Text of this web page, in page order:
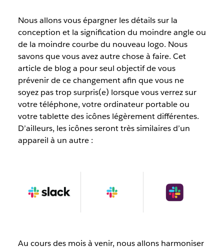
Nous allons vous épargner les détails sur la
conception et la signification du moindre angle ou
de la moindre courbe du nouveau logo. Nous
savons que vous avez autre chose à faire. Cet
article de blog a pour seul objectif de vous
prévenir de ce changement afin que vous ne
soyez pas trop surpris(e) lorsque vous verrez sur
votre téléphone, votre ordinateur portable ou
votre tablette des icônes légèrement différentes.
D’ailleurs, les icônes seront très similaires d’un
appareil à un autre :
Au cours des mois à venir, nous allons harmoniser